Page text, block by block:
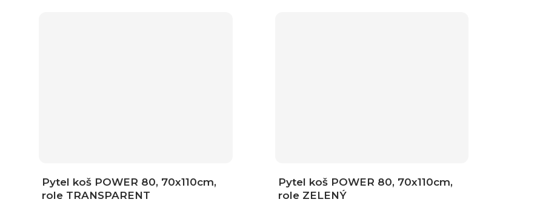
Pytel koš POWER 80, 70x110cm,
role TRANSPARENT
Pytel koš POWER 80, 70x110cm,
role ZELENÝ